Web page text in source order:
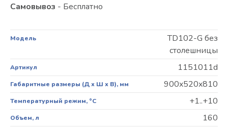
Модель
TD102-G без
столешницы
Артикул 1151011d
Габаритные размеры (Д х Ш х В), мм 900x520x810
Температурный режим, °C +1..+10
Объем, л 160
Самовывоз - Бесплатно